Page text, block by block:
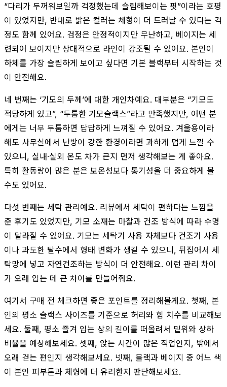
“다리가 두꺼워보일까 걱정했는데 슬림해보이는 핏”이라는 호평
이 있었지만, 반대로 밝은 컬러는 체형이 더 드러날 수 있다는 걱
정도 함께 있어요. 검정은 안정적이지만 무난하고, 베이지는 세
련되어 보이지만 상대적으로 라인이 강조될 수 있어요. 본인이
하체를 가장 슬림하게 보이고 싶다면 기본 블랙부터 시작하는 것
이 안전해요.
네 번째는 ‘기모의 두께’에 대한 개인차예요. 대부분은 “기모도
적당하게 있고”, “두툼한 기모슬랙스”라고 만족했지만, 어떤 분
에게는 너무 두툼하면 답답하게 느껴질 수 있어요. 겨울용이라
해도 사무실에서 난방이 강한 환경이라면 과하게 덥게 느낄 수
있으니, 실내·실외 온도 차가 큰지 먼저 생각해보는 게 좋아요.
특히 활동량이 많은 분은 보온성보다 통기성을 더 중요하게 볼
수도 있어요.
다섯 번째는 세탁 관리예요. 리뷰에서 세탁이 편하다는 느낌을
준 후기도 있었지만, 기모 소재는 마찰과 건조 방식에 따라 수명
이 달라질 수 있어요. 기모는 세탁기 사용 자체보다 건조기 사용
이나 과도한 탈수에서 형태 변화가 생길 수 있으니, 뒤집어서 세
탁망에 넣고 자연건조하는 방식이 더 안전해요. 이런 관리 차이
가 오래 입는 데 큰 차이를 만들어줘요.
여기서 구매 전 체크하면 좋은 포인트를 정리해볼게요. 첫째, 본
인의 평소 슬랙스 사이즈를 기준으로 허리와 힙 치수를 비교해보
세요. 둘째, 평소 즐겨 입는 상의 길이를 떠올려서 밑위와 상하
비율을 예상해보세요. 셋째, 앉는 시간이 많은 직업인지, 밖에서
오래 걷는 편인지 생각해보세요. 넷째, 블랙과 베이지 중 어느 색
이 본인 피부톤과 체형에 더 유리한지 판단해보세요.